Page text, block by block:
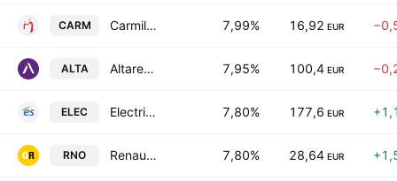
CARM Carmila SA 7,99% 16,92 EUR
ALTA Altarea SCA 7,95% 100,4 EUR
ELEC Electricite de Strasbourg SA 7,80% 177,6 EUR
RNO Renault SA 7,80% 28,64 EUR